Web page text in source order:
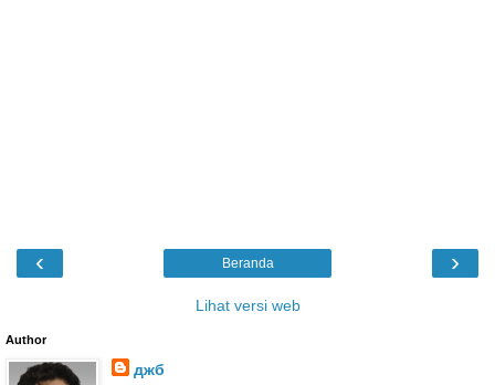
‹ ›
Beranda
Lihat versi web
Author
джб